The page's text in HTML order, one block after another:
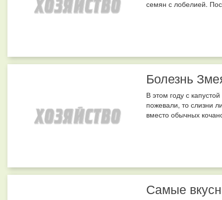
семян с лобелией.
Болезнь
В этом году с
пожевали, то слизни
вместо обычных
Самые